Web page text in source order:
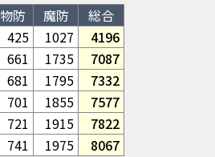
物防 魔防
総合
425 1027
4196
661 1735
7087
681 1795
7332
701 1855
7577
721 1915
7822
741 1975 8067